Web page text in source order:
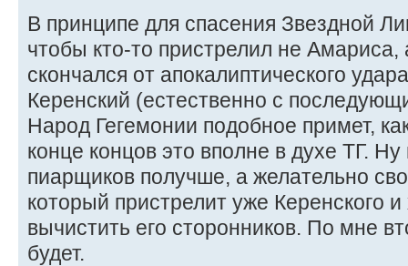
В принципе для спасения Звездной
чтобы кто-то пристрелил не
скончался от апокалиптического
Керенский (естественно с
Народ Гегемонии подобное примет,
конце концов это вполне в духе ТГ.
пиарщиков получше, а желательно
который пристрелит уже Керенского
вычистить его сторонников. По мне
будет.